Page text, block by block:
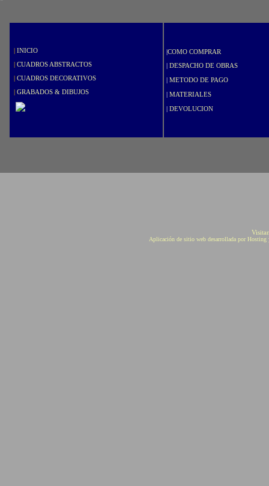
| INICIO
| CUADROS ABSTRACTOS
| CUADROS DECORATIVOS
| GRABADOS & DIBUJOS
|COMO COMPRAR
| DESPACHO DE OBRAS
| METODO DE PAGO
| MATERIALES
| DEVOLUCION
Aplicación de sitio web desarrollada por